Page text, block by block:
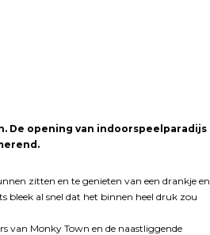
De opening van indoorspeelparadijs
zitten en te genieten van een drankje en
bleek al snel dat het binnen heel druk zou
van Monky Town en de naastliggende